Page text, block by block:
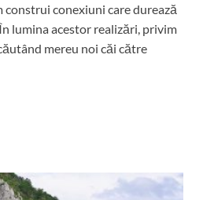
conexiuni care durează
lumina acestor realizări, privim
mereu noi căi către